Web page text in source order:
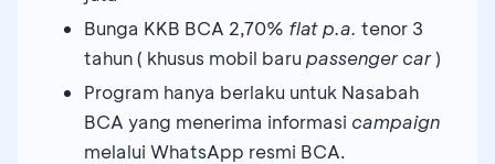
Bunga KKB BCA 2,70% flat p.a. tenor 3
tahun ( khusus mobil baru passenger car)
Program hanya berlaku untuk Nasabah
BCA yang menerima informasi campaign
melalui WhatsApp resmi BCA.